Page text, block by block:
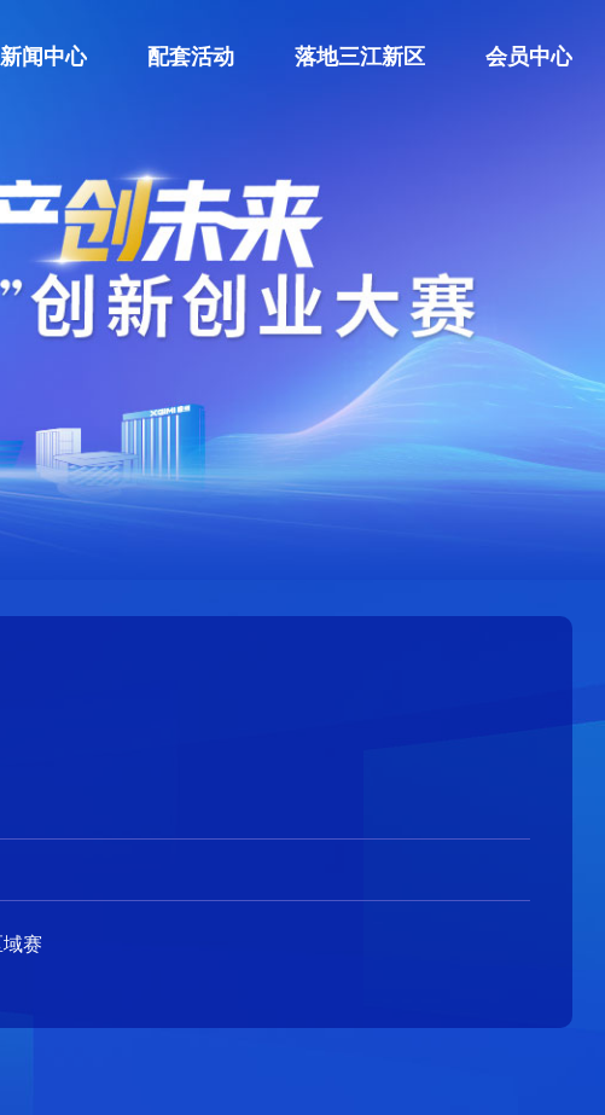
新闻中心
配套活动
落地三江新区
会员中心
赛